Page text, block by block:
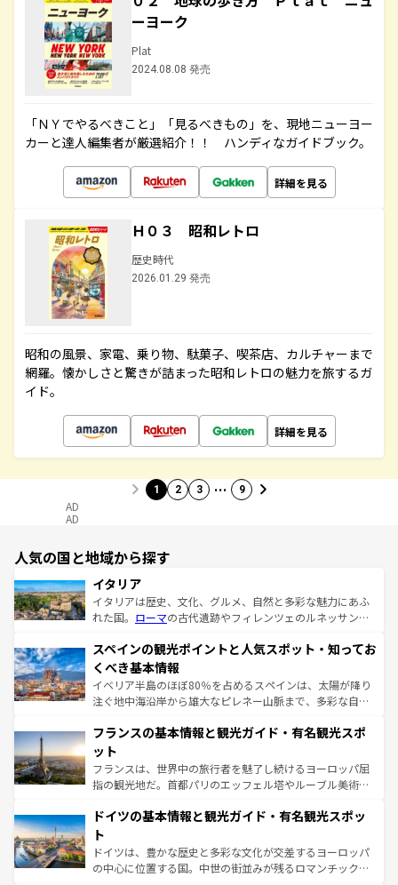
ーヨーク
Plat
2024.08.08 発売
「ＮＹでやるべきこと」「見るべきもの」を、現地ニューヨー
カーと達人編集者が厳選紹介！！ ハンディなガイドブック。
詳細を見る
Ｈ０３ 昭和レトロ
歴史時代
2026.01.29 発売
昭和の風景、家電、乗り物、駄菓子、喫茶店、カルチャーまで
網羅。懐かしさと驚きが詰まった昭和レトロの魅力を旅するガ
イド。
詳細を見る
1 2 3 … 9
AD
AD
人気の国と地域から探す
イタリア
イタリアは歴史、文化、グルメ、自然と多彩な魅力にあふ
れた国。 ローマの古代遺跡やフィレンツェのルネッサンス
ろん、トスカーナの美しい田園風景やアマルフィ海岸の絶
景など、自然景観も見逃せない。観光の合間には、本場の
ピザやパスタなど、絶品のイタリア料理を堪能することも
できる。朝目覚めてから夜眠るまで、すべての瞬間を楽し
なお、新着のイタリア情報はコンテンツ一覧を参照してほ
しい。
スペインの観光ポイントと人気スポット・知ってお
くべき基本情報
イベリア半島のほぼ80％を占めるスペインは、太陽が降り
注ぐ地中海沿岸から雄大なピレネー山脈まで、多彩な自然
文化が根付くこの国では、情熱的なフラメンコ、熱気あふ
れる闘牛、そして美味しいタパスが生活の一部となってい
る。首都マドリードの洗練された雰囲気や、バルセロナの
アートに溢れた街角から、地方では古代ローマ遺跡や中世
せる。地方によって風土や気候が異なるスペインはその個
ンテンツ一覧 を参照してほしい。
フランスの基本情報と観光ガイド・有名観光スポ
ット
フランスは、世界中の旅行者を魅了し続けるヨーロッパ屈
指の観光地だ。首都パリのエッフェル塔やルーブル美術館
で、幅広い魅力が詰まっている。華麗な宮殿、歴史的な大
聖堂、美しいビーチ、そして豊かな自然が、訪れる者を心
から魅了する。また、フランスは美食の国としても知ら
れ、フランス料理はユネスコ無形文化遺産にも登録されて
ドイツの基本情報と観光ガイド・有名観光スポッ
ト
ドイツは、豊かな歴史と多彩な文化が交差するヨーロッパ
の中心に位置する国。中世の街並みが残るロマンチック街